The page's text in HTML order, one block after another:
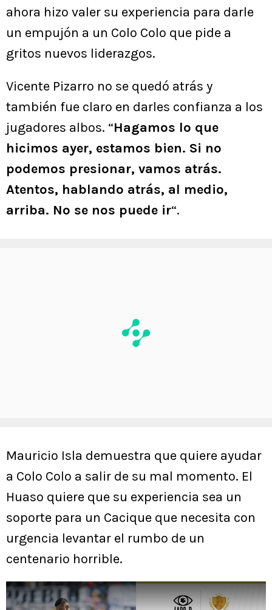
ahora hizo valer su experiencia para darle
un empujón a un Colo Colo que pide a
gritos nuevos liderazgos.
Vicente Pizarro no se quedó atrás y
también fue claro en darles confianza a los
jugadores albos. “Hagamos lo que
hicimos ayer, estamos bien. Si no
podemos presionar, vamos atrás.
Atentos, hablando atrás, al medio,
arriba. No se nos puede ir“.
Mauricio Isla demuestra que quiere ayudar
a Colo Colo a salir de su mal momento. El
Huaso quiere que su experiencia sea un
soporte para un Cacique que necesita con
urgencia levantar el rumbo de un
centenario horrible.